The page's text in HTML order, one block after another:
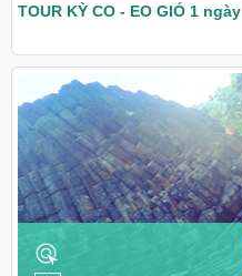
TOUR KỲ CO - EO GIÓ 1 ngày